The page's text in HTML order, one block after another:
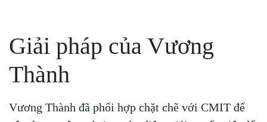
Giải pháp của Vương
Thành
Vương Thành đã phối hợp chặt chẽ với CMIT để